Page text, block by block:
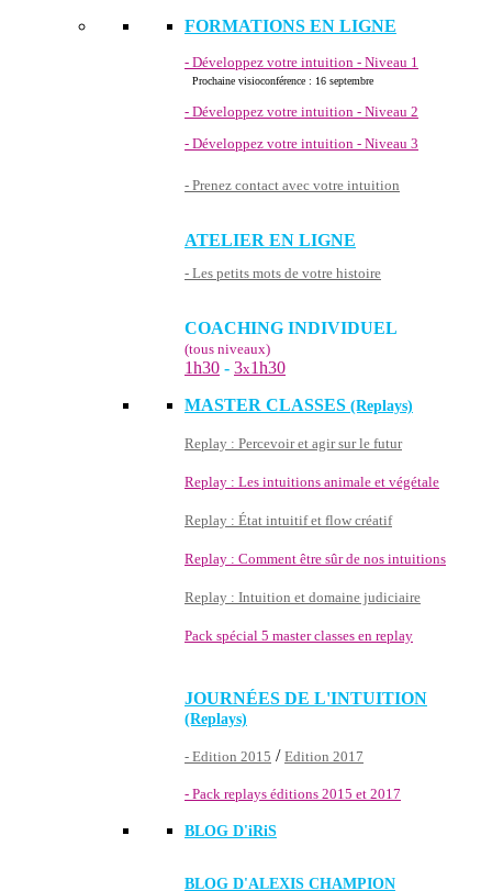
FORMATIONS EN LIGNE
- Développez votre intuition - Niveau 1
Prochaine visioconférence : 16 septembre
- Développez votre intuition - Niveau 2
- Développez votre intuition - Niveau 3
- Prenez contact avec votre intuition
ATELIER EN LIGNE
- Les petits mots de votre histoire
COACHING INDIVIDUEL
(tous niveaux)
1h30 - 3x1h30
MASTER CLASSES (Replays)
Replay : Percevoir et agir sur le futur
Replay : Les intuitions animale et végétale
Replay : État intuitif et flow créatif
Replay : Comment être sûr de nos intuitions
Replay : Intuition et domaine judiciaire
Pack spécial 5 master classes en replay
JOURNÉES DE L'INTUITION
(Replays)
- Edition 2015 / Edition 2017
- Pack replays éditions 2015 et 2017
BLOG D'iRiS
BLOG D'ALEXIS CHAMPION